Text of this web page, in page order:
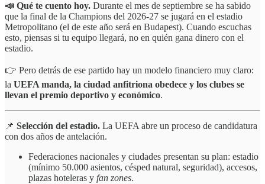
📣 Qué te cuento hoy. Durante el mes de septiembre se ha sabido
que la final de la Champions del 2026-27 se jugará en el estadio
Metropolitano (el de este año será en Budapest). Cuando escuchas
esto, piensas si tu equipo llegará, no en quién gana dinero con el
estadio.
👉 Pero detrás de ese partido hay un modelo financiero muy claro:
la UEFA manda, la ciudad anfitriona obedece y los clubes se
llevan el premio deportivo y económico.
📌 Selección del estadio. La UEFA abre un proceso de candidatura
con dos años de antelación.
Federaciones nacionales y ciudades presentan su plan: estadio
(mínimo 50.000 asientos, césped natural, seguridad), accesos,
plazas hoteleras y fan zones.